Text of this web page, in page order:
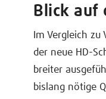
Blick auf
Im Vergleich
der neue HD-
breiter
bislang nötige